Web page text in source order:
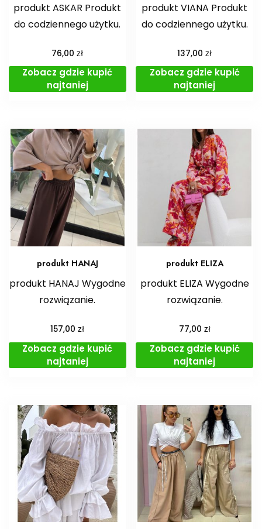
produkt ASKAR Produkt
do codziennego użytku.
76,00zł
Zobacz gdzie kupić
najtaniej
produkt VIANA Produkt
do codziennego użytku.
137,00zł
Zobacz gdzie kupić
najtaniej
produkt HANAJ
produkt HANAJ Wygodne
rozwiązanie.
157,00zł
Zobacz gdzie kupić
najtaniej
produkt ELIZA
produkt ELIZA Wygodne
rozwiązanie.
77,00 zł
Zobacz gdzie kupić
najtaniej